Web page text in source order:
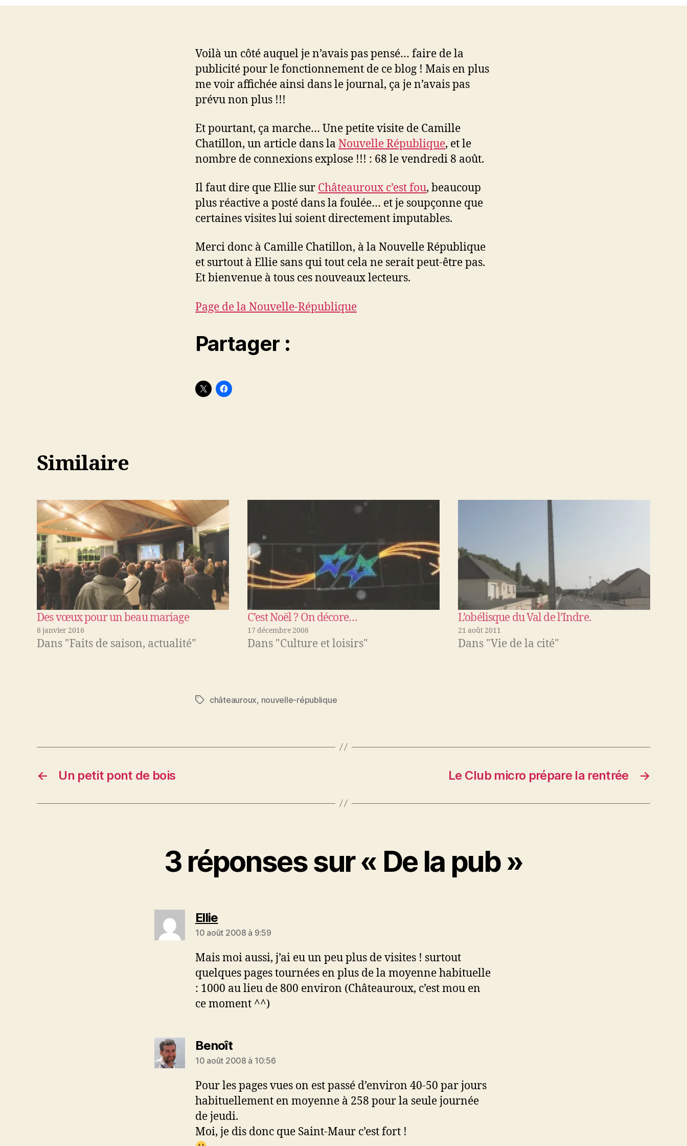
Voilà un côté auquel je n’avais pas pensé… faire de la
publicité pour le fonctionnement de ce blog ! Mais en plus
me voir affichée ainsi dans le journal, ça je n’avais pas
prévu non plus !!!
Et pourtant, ça marche… Une petite visite de Camille
Chatillon, un article dans la Nouvelle République, et le
nombre de connexions explose !!! : 68 le vendredi 8 août.
Il faut dire que Ellie sur Châteauroux c’est fou, beaucoup
plus réactive a posté dans la foulée… et je soupçonne que
certaines visites lui soient directement imputables.
Merci donc à Camille Chatillon, à la Nouvelle République
et surtout à Ellie sans qui tout cela ne serait peut-être pas.
Et bienvenue à tous ces nouveaux lecteurs.
Page de la Nouvelle-République
Partager :
Similaire
Des vœux pour un beau mariage
8 janvier 2016
Dans "Faits de saison, actualité"
C’est Noël ? On décore…
17 décembre 2008
Dans "Culture et loisirs"
L’obélisque du Val de l’Indre.
21 août 2011
Dans "Vie de la cité"
Étiquettes
châteauroux, nouvelle-république
← Un petit pont de bois →
Le Club micro prépare la rentrée
3 réponses sur « De la pub »
Elliedit :
10 août 2008 à 9:59
Mais moi aussi, j’ai eu un peu plus de visites ! surtout
quelques pages tournées en plus de la moyenne habituelle
: 1000 au lieu de 800 environ (Châteauroux, c’est mou en
ce moment ^^)
Benoîtdit :
10 août 2008 à 10:56
Pour les pages vues on est passé d’environ 40-50 par jours
habituellement en moyenne à 258 pour la seule journée
de jeudi.
Moi, je dis donc que Saint-Maur c’est fort !